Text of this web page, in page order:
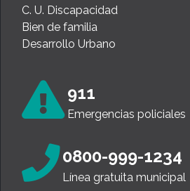
C. U. Discapacidad
Bien de familia
Desarrollo Urbano
911
Emergencias policiales
0800-999-1234
Línea gratuita municipal